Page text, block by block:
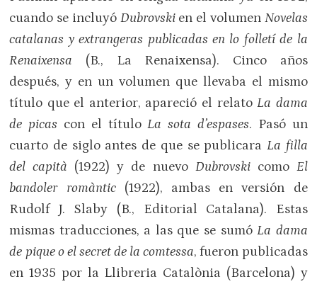
cuando se incluyó Dubrovski en el volumen Novelas
catalanas y extrangeras publicadas en lo folletí de la
Renaixensa (B., La Renaixensa). Cinco años
después, y en un volumen que llevaba el mismo
título que el anterior, apareció el relatoLa dama
de picas con el títuloLa sota d’espases. Pasó un
cuarto de siglo antes de que se publicara La filla
del capità (1922) y de nuevo Dubrovski como El
bandoler romàntic (1922), ambas en versión de
Rudolf J. Slaby (B., Editorial Catalana). Estas
mismas traducciones, a las que se sumóLa dama
de pique o el secret de la comtessa, fueron publicadas
en 1935 por la Llibreria Catalònia (Barcelona) y